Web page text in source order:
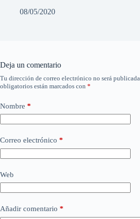
08/05/2020
Deja un comentario
Tu dirección de correo electrónico no será publicada.
obligatorios están marcados con *
Nombre *
Correo electrónico *
Web
Añadir comentario *